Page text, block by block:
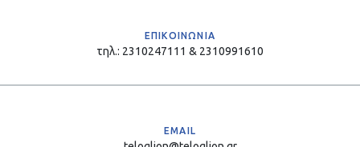
ΕΠΙΚΟΙΝΩΝΙΑ
τηλ.: 2310247111 & 2310991610
EMAIL